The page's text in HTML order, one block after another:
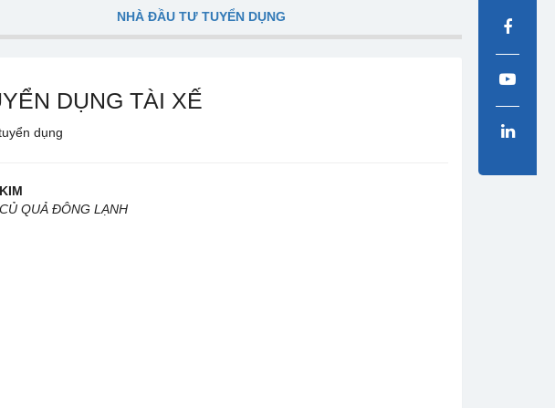
NHÀ ĐẦU TƯ TUYỂN DỤNG
DỤNG TÀI XẾ
dụng
QUẢ ĐÔNG LẠNH